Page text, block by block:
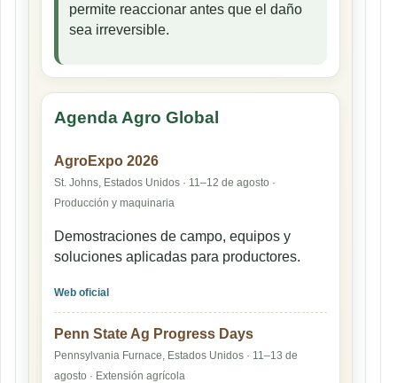
permite reaccionar antes que el daño
sea irreversible.
Agenda Agro Global
AgroExpo 2026
St. Johns, Estados Unidos · 11–12 de agosto ·
Producción y maquinaria
Demostraciones de campo, equipos y
soluciones aplicadas para productores.
Web oficial
Penn State Ag Progress Days
Pennsylvania Furnace, Estados Unidos · 11–13 de
agosto · Extensión agrícola